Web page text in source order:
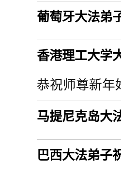
葡萄牙大法弟
香港理工大学
恭祝师尊新年
马提尼克岛大
巴西大法弟子